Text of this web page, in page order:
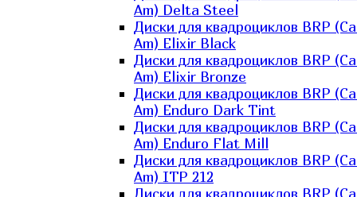
Am) Delta Steel
Диски для квадроциклов BRP
Am) Elixir Black
Диски для квадроциклов BRP
Am) Elixir Bronze
Диски для квадроциклов BRP
Am) Enduro Dark Tint
Диски для квадроциклов BRP
Am) Enduro Flat Mill
Диски для квадроциклов BRP
Am) ITP 212
Диски для квадроциклов BRP